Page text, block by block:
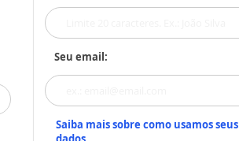
Seu email:
Saiba mais sobre como usamos seus